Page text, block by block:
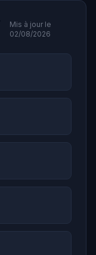
Mis à jour le
02/08/2026